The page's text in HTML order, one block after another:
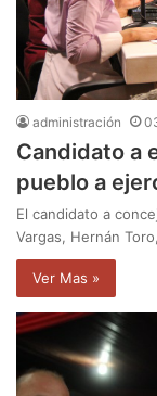
administración
Candidato a
pueblo a
El candidato a
Vargas, Hernán
Ver Mas »